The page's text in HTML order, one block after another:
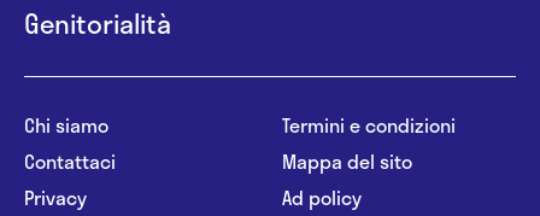
Genitorialità
Chi siamo
Contattaci
Privacy
Termini e condizioni
Mappa del sito
Ad policy